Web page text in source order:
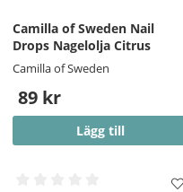
Camilla of Sweden Nail
Drops Nagelolja Citrus
Camilla of Sweden
89 kr
Lägg till